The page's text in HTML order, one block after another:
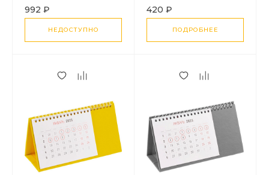
листов
992 ₽
НЕДОСТУПНО
420 ₽
ПОДРОБНЕЕ